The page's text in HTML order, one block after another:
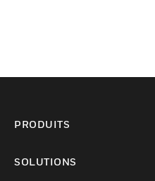
PRODUITS
SOLUTIONS